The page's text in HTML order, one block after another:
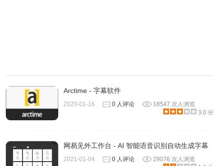
小结
以上就是小编今天为大家介绍的关于Chrome浏览器实时字幕
功能的开启和使用方法的全部内容，如果你需要这个功能可
Arctime - 字幕软件
2020-01-16 0 人评论
18547 次人浏览
3.0 分
网易见外工作台 - AI 智能语音识别自动生成字幕
2021-01-04 0 人评论
29076 次人浏览